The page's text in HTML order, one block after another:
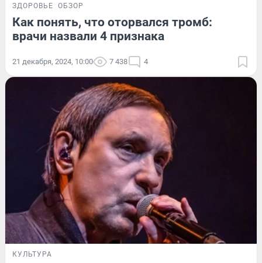
ЗДОРОВЬЕ ОБЗОР
Как понять, что оторвался тромб:
врачи назвали 4 признака
21 декабря, 2024, 10:00 7 438 4
КУЛЬТУРА